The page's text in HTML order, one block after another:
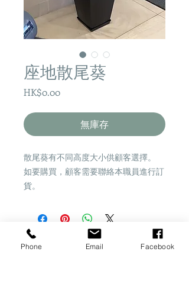
座地散尾葵
HK$0.00價
無庫存
散尾葵有不同高度大小供顧客選擇。
如要購買，顧客需要聯絡本職員進行訂
貨。
Share
Phone Email Facebook